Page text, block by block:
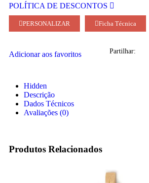
POLÍTICA DE DESCONTOS
PERSONALIZAR Ficha Técnica
Adicionar aos favoritos Partilhar:
Hidden
Descrição
Dados Técnicos
Avaliações (0)
Produtos Relacionados